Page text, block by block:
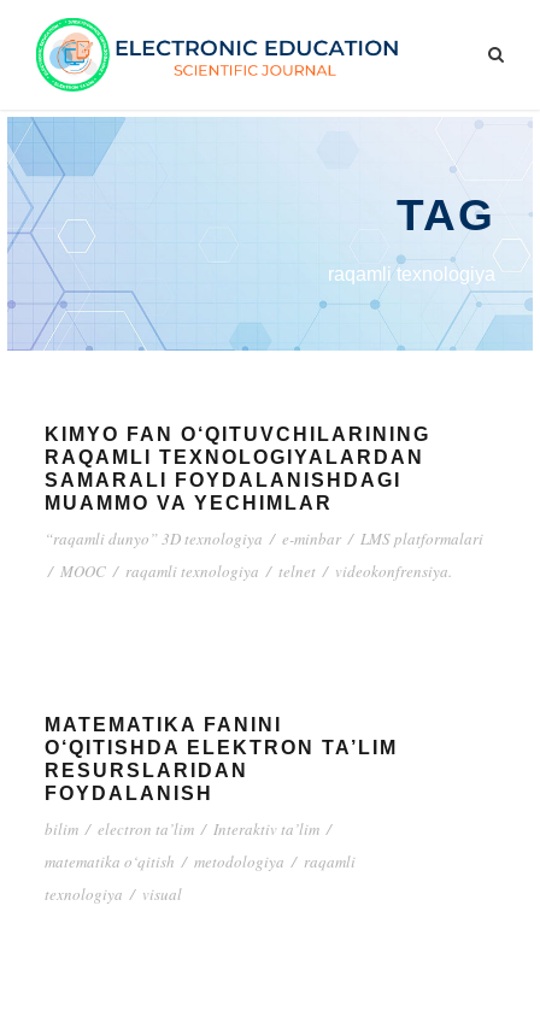
TAG
raqamli texnologiya
KIMYO FAN O‘QITUVCHILARINING
RAQAMLI TEXNOLOGIYALARDAN
SAMARALI FOYDALANISHDAGI
MUAMMO VA YECHIMLAR
“raqamli dunyo” 3D texnologiya / e-minbar / LMS platformalari
/ MOOC / raqamli texnologiya / telnet / videokonfrensiya.
MATEMATIKA FANINI
O‘QITISHDA ELEKTRON TA’LIM
RESURSLARIDAN
FOYDALANISH
bilim / electron ta’lim / Interaktiv ta’lim /
matematika o‘qitish / metodologiya / raqamli
texnologiya / visual